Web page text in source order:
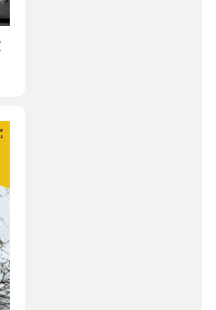
wydania tego zbioru pod
r. zbiór zawierał już 113
Publikował
własnym nazwiskiem lub
dla Dzieci”. W W 1830 r.
Chrzanowskiego zaczął
codzienne pismo dla
Publikowane przez niego
ale też uczyć